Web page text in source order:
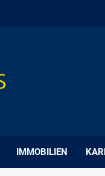
IMMOBILIEN